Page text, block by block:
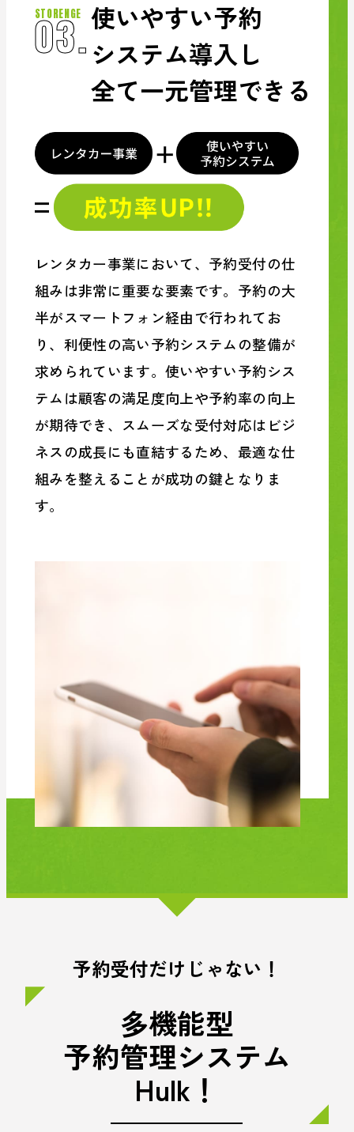
STORENGE
03.使いやすい予約
システム導入し
全て一元管理できる
レンタカー事業において、予約受付の仕
組みは非常に重要な要素です。 予約の大
半がスマートフォン経由で行われてお
り、利便性の高い予約システムの整備が
求められています。使いやすい予約シス
テムは顧客の満足度向上や予約率の向上
が期待でき、スムーズな受付対応はビジ
ネスの成長にも直結するため、最適な仕
組みを整えることが成功の鍵となりま
す。
予約受付だけじゃない！
多機能型
予約管理システム
Hulk！